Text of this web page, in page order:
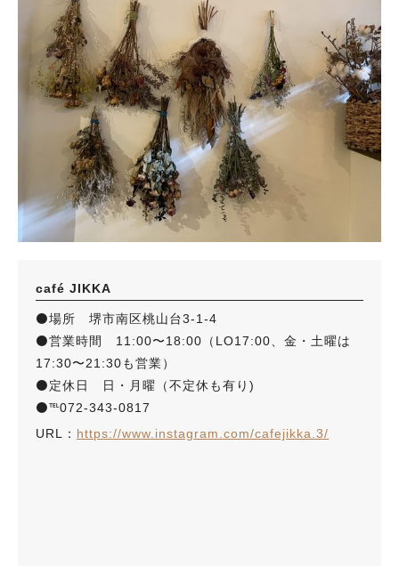
café JIKKA
⚫️場所 堺市南区桃山台3-1-4
⚫️営業時間 11:00〜18:00（LO17:00、金・土曜は
17:30〜21:30も営業）
⚫️定休日 日・月曜（不定休も有り)
⚫️℡072-343-0817
URL： https://www.instagram.com/cafejikka.3/